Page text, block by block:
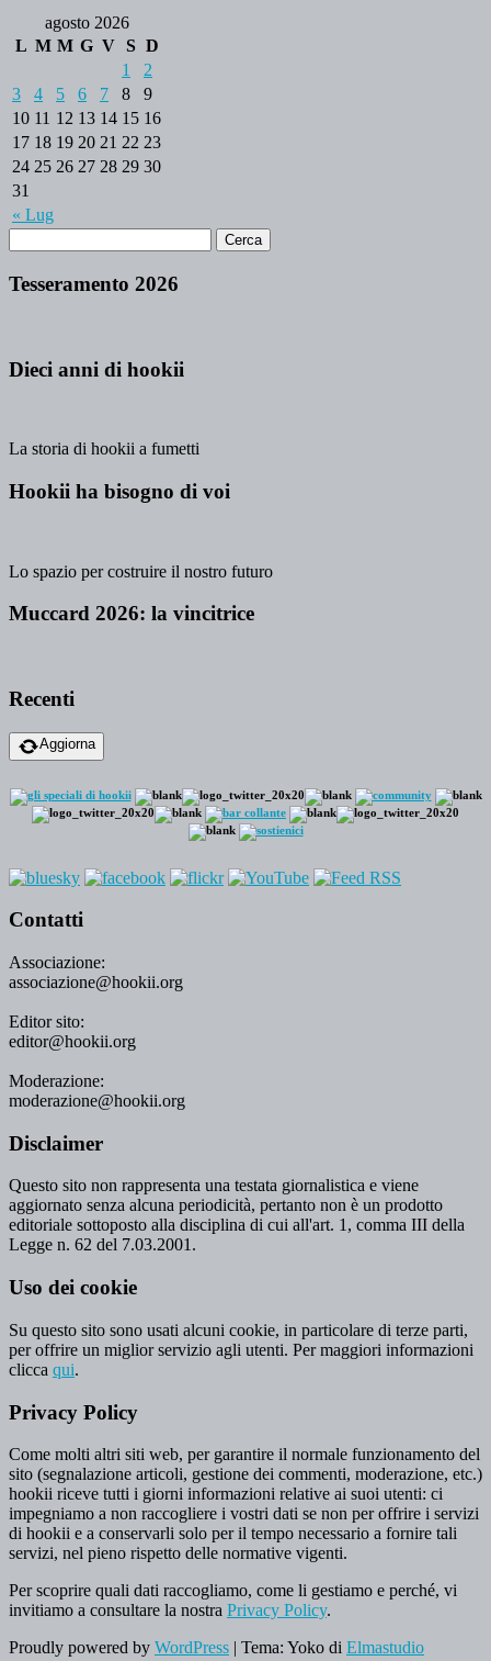
agosto 2026
L M M G V S D
« Lug
1
2
3
4 5 6 7 8
9
10 11 12 13 14 15 16
17 18 19 20 21 22 23
24 25 26 27 28 29 30
31
Tesseramento 2026
Dieci anni di hookii
La storia di hookii a fumetti
Hookii ha bisogno di voi
Lo spazio per costruire il nostro futuro
Muccard 2026: la vincitrice
Recenti
Aggiorna
Contatti
Associazione:
associazione@hookii.org
Editor sito:
editor@hookii.org
Moderazione:
moderazione@hookii.org
Disclaimer
Questo sito non rappresenta una testata giornalistica e viene
aggiornato senza alcuna periodicità, pertanto non è un prodotto
editoriale sottoposto alla disciplina di cui all'art. 1, comma III della
Legge n. 62 del 7.03.2001.
Uso dei cookie
Su questo sito sono usati alcuni cookie, in particolare di terze parti,
per offrire un miglior servizio agli utenti. Per maggiori informazioni
clicca qui.
Privacy Policy
Come molti altri siti web, per garantire il normale funzionamento del
sito (segnalazione articoli, gestione dei commenti, moderazione, etc.)
hookii riceve tutti i giorni informazioni relative ai suoi utenti: ci
impegniamo a non raccogliere i vostri dati se non per offrire i servizi
di hookii e a conservarli solo per il tempo necessario a fornire tali
servizi, nel pieno rispetto delle normative vigenti.
Per scoprire quali dati raccogliamo, come li gestiamo e perché, vi
invitiamo a consultare la nostra Privacy Policy.
Proudly powered by WordPress | Tema: Yoko di Elmastudio